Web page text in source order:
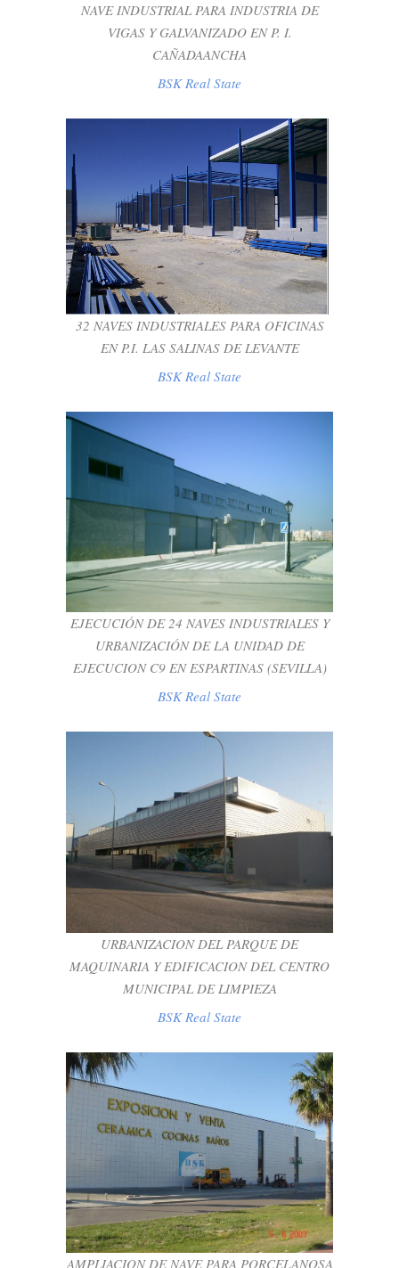
NAVE INDUSTRIAL PARA INDUSTRIA DE
VIGAS Y GALVANIZADO EN P. I.
CAÑADAANCHA
BSK Real State
32 NAVES INDUSTRIALES PARA
OFICINAS EN P.I. LAS SALINAS DE
LEVANTE
BSK Real State
32 NAVES INDUSTRIALES PARA OFICINAS
EN P.I. LAS SALINAS DE LEVANTE
BSK Real State
EJECUCIÓN DE 24 NAVES INDUSTRIALES
Y URBANIZACIÓN DE LA UNIDAD DE
EJECUCION C9 EN ESPARTINAS
(SEVILLA)
BSK Real State
EJECUCIÓN DE 24 NAVES INDUSTRIALES Y
URBANIZACIÓN DE LA UNIDAD DE
EJECUCION C9 EN ESPARTINAS (SEVILLA)
BSK Real State
URBANIZACION DEL PARQUE DE
MAQUINARIA Y EDIFICACION DEL
CENTRO MUNICIPAL DE LIMPIEZA
BSK Real State
URBANIZACION DEL PARQUE DE
MAQUINARIA Y EDIFICACION DEL CENTRO
MUNICIPAL DE LIMPIEZA
BSK Real State
AMPLIACION DE NAVE PARA
PORCELANOSA EN P.I. EL PALMAR DE
EL PUERTO DE SANTA MARIA
BSK Real State
AMPLIACION DE NAVE PARA PORCELANOSA